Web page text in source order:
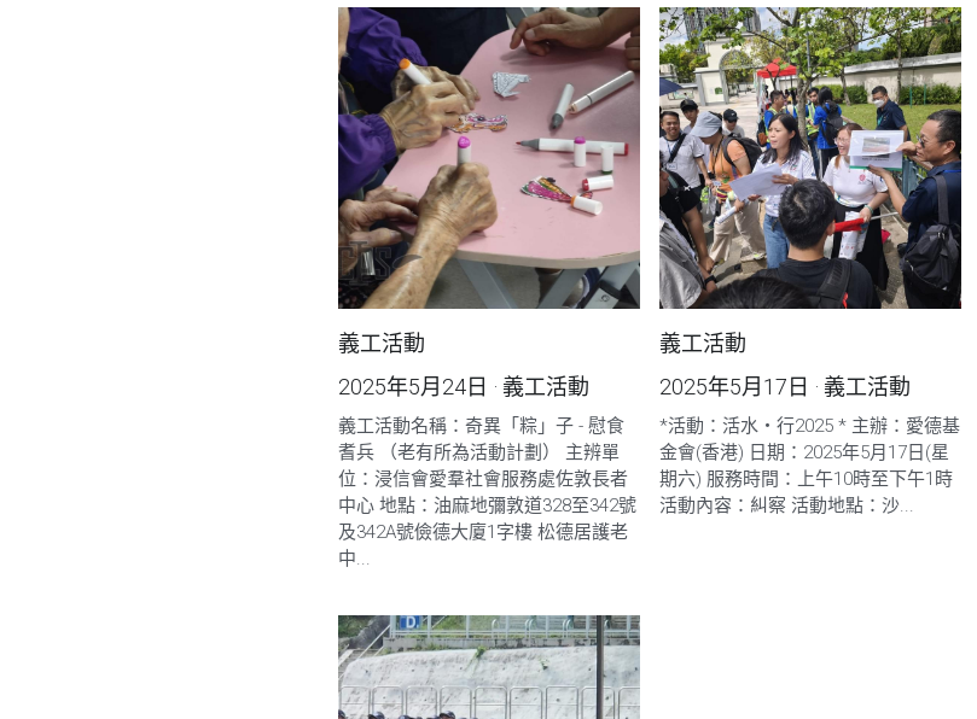
義工活動
2025年5月24日 · 義工活動
義工活動名稱：奇異「粽」子 - 慰食
耆兵 （老有所為活動計劃） 主辨單
位：浸信會愛羣社會服務處佐敦長者
中心 地點：油麻地彌敦道328至342號
及342A號儉德大廈1字樓 松德居護老
中...
義工活動
2025年5月17日 · 義工活動
*活動：活水・行2025 * 主辦：愛德基
金會(香港) 日期：2025年5月17日(星
期六) 服務時間：上午10時至下午1時
活動內容：糾察 活動地點：沙...